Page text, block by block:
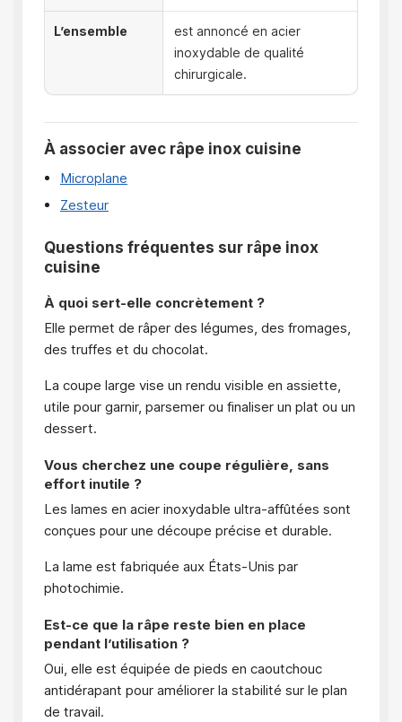
L’ensemble
est annoncé en acier
inoxydable de qualité
chirurgicale.
À associer avec râpe inox cuisine
Microplane
Zesteur
Questions fréquentes sur râpe inox
cuisine
À quoi sert-elle concrètement ?
Elle permet de râper des légumes, des fromages,
des truffes et du chocolat.
La coupe large vise un rendu visible en assiette,
utile pour garnir, parsemer ou finaliser un plat ou un
dessert.
Vous cherchez une coupe régulière, sans
effort inutile ?
Les lames en acier inoxydable ultra-affûtées sont
conçues pour une découpe précise et durable.
La lame est fabriquée aux États-Unis par
photochimie.
Est-ce que la râpe reste bien en place
pendant l’utilisation ?
Oui, elle est équipée de pieds en caoutchouc
antidérapant pour améliorer la stabilité sur le plan
de travail.